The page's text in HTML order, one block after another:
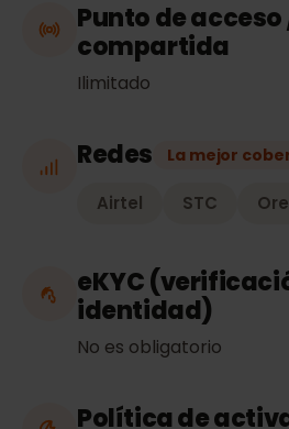
Punto de
compartida
Ilimitado
Redes La mejor
Airtel STC
eKYC
identidad)
No es obligatorio
Política de